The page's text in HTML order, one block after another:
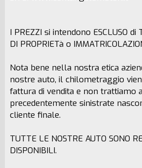
I PREZZI si intendono ESCLUSO di
DI PROPRIETà o
Nota bene nella nostra etica
nostre auto, il chilometraggio
fattura di vendita e non trattiamo
precedentemente sinistrate
cliente finale.
TUTTE LE NOSTRE AUTO SONO
DISPONIBILI.